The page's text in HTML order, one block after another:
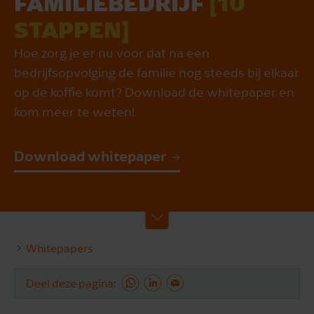
STAPPEN]
Hoe zorg je er nu voor dat na een
bedrijfsopvolging de familie nog steeds bij elkaar
op de koffie komt? Download de whitepaper en
kom meer te weten!
Download whitepaper
Whitepapers
Deel deze pagina